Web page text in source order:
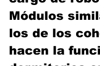
Módulos
los de los
hacen la